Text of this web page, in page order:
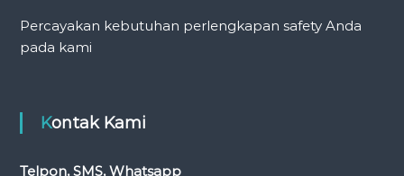
Percayakan kebutuhan perlengkapan safety Anda
pada kami
Kontak Kami
Telpon, SMS, Whatsapp